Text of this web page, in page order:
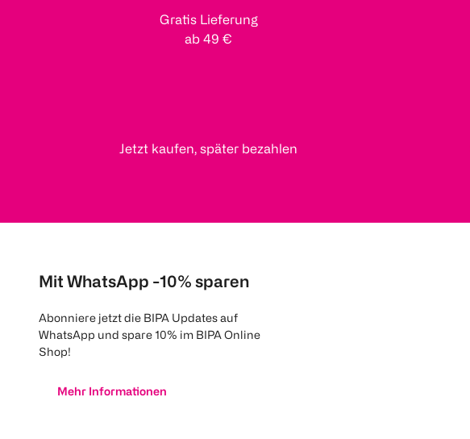
Gratis Lieferung
ab 49 €
Jetzt kaufen, später bezahlen
Mit WhatsApp -10% sparen
Abonniere jetzt die BIPA Updates auf
WhatsApp und spare 10% im BIPA Online
Shop!
Mehr Informationen